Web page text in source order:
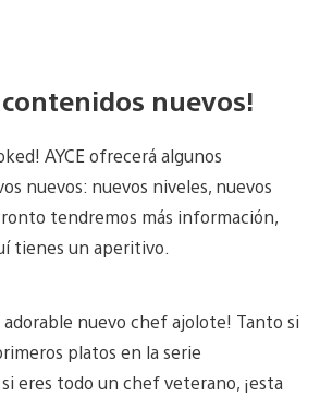
nuevos!
AYCE ofrecerá algunos
nuevos: nuevos niveles, nuevos
tendremos más información,
tienes un aperitivo.
adorable nuevo chef ajolote! Tanto si
platos en la serie
eres todo un chef veterano, ¡esta